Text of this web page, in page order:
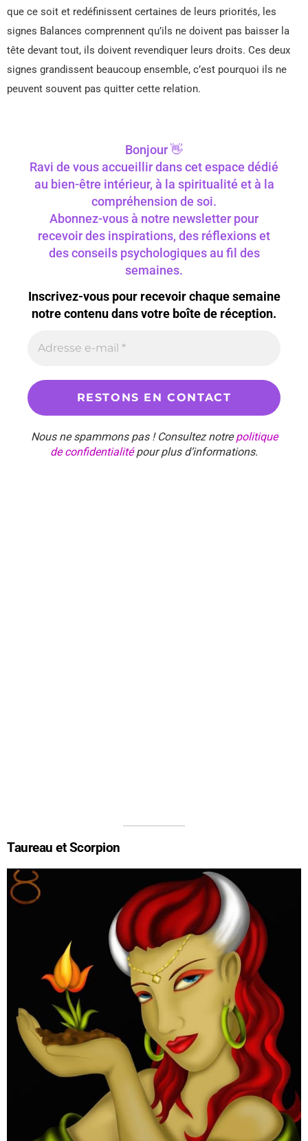
que ce soit et redéfinissent certaines de leurs priorités, les
signes Balances comprennent qu’ils ne doivent pas baisser la
tête devant tout, ils doivent revendiquer leurs droits. Ces deux
signes grandissent beaucoup ensemble, c’est pourquoi ils ne
peuvent souvent pas quitter cette relation.
Bonjour 👋
Ravi de vous accueillir dans cet espace dédié
au bien-être intérieur, à la spiritualité et à la
compréhension de soi.
Abonnez-vous à notre newsletter pour
recevoir des inspirations, des réflexions et
des conseils psychologiques au fil des
semaines.
Inscrivez-vous pour recevoir chaque semaine
notre contenu dans votre boîte de réception.
Nous ne spammons pas ! Consultez notrepolitique
de confidentialitépour plus d’informations.
Taureau et Scorpion